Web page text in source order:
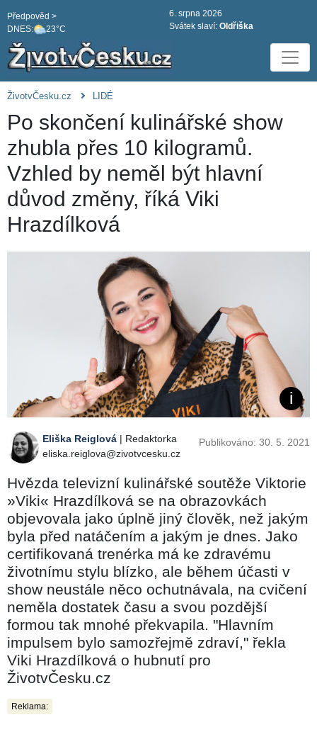
DNES: 23°C
Předpověd >
6. srpna 2026
Svátek slaví: Oldřiška
ŽivotvČesku.cz LIDÉ
Po skončení kulinářské show
zhubla přes 10 kilogramů.
Vzhled by neměl být hlavní
důvod změny, říká Viki
Hrazdílková
Eliška Reiglová | Redaktorka
eliska.reiglova@zivotvcesku.cz
Publikováno: 30. 5. 2021
Hvězda televizní kulinářské soutěže Viktorie
»Viki« Hrazdílková se na obrazovkách
objevovala jako úplně jiný člověk, než jakým
byla před natáčením a jakým je dnes. Jako
certifikovaná trenérka má ke zdravému
životnímu stylu blízko, ale během účasti v
show neustále něco ochutnávala, na cvičení
neměla dostatek času a svou pozdější
formou tak mnohé překvapila. "Hlavním
impulsem bylo samozřejmě zdraví," řekla
Viki Hrazdílková o hubnutí pro
ŽivotvČesku.cz
Reklama: